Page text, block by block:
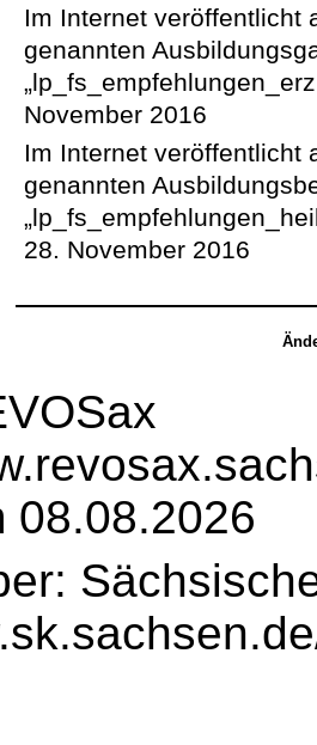
Im Internet veröffentlicht
genannten
November 2016
Im Internet veröffentlicht
genannten
28. November 2016
08.08.2026